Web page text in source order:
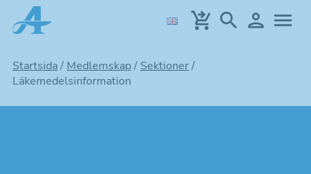
Hoppa
till
Startsida/ Medlemskap/ Sektioner/
Läkemedelsinformation